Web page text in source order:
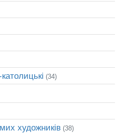
(34)
художників (38)